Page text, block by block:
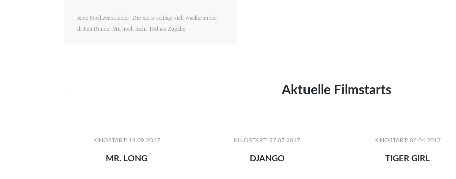
Rote Hochzeitskleider: Die Serie schlägt sich wacker in der
dritten Runde. Mit noch mehr Tod als Zugabe.
Aktuelle Filmstarts
KINOSTART: 14.09.2017
MR. LONG
KINOSTART: 27.07.2017
DJANGO
KINOSTART: 06.04.2017
TIGER GIRL